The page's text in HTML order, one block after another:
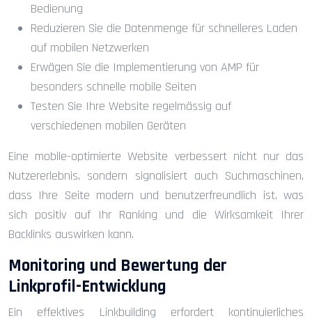
Bedienung
Reduzieren Sie die Datenmenge für schnelleres Laden
auf mobilen Netzwerken
Erwägen Sie die Implementierung von AMP für
besonders schnelle mobile Seiten
Testen Sie Ihre Website regelmässig auf
verschiedenen mobilen Geräten
Eine mobile-optimierte Website verbessert nicht nur das
Nutzererlebnis, sondern signalisiert auch Suchmaschinen,
dass Ihre Seite modern und benutzerfreundlich ist, was
sich positiv auf Ihr Ranking und die Wirksamkeit Ihrer
Backlinks auswirken kann.
Monitoring und Bewertung der
Linkprofil-Entwicklung
Ein effektives Linkbuilding erfordert kontinuierliches